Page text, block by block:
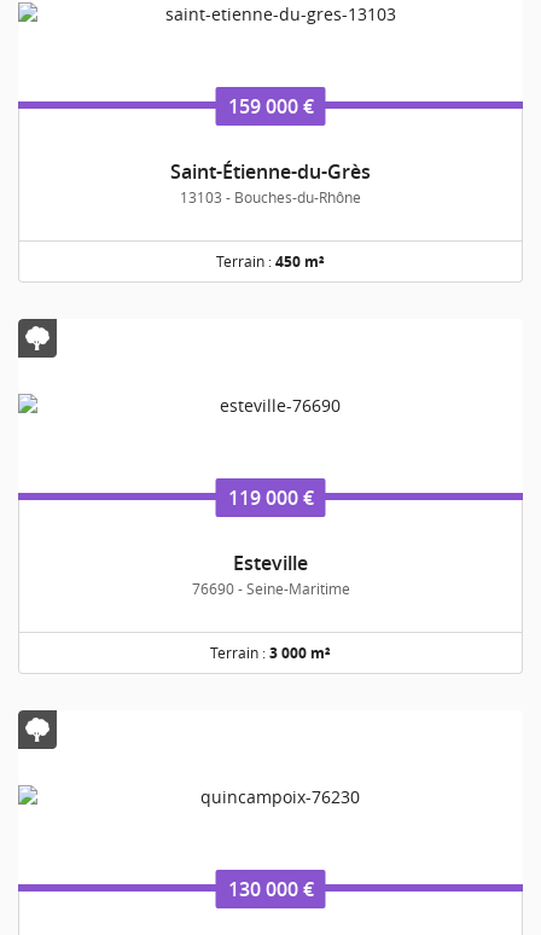
159 000 €
Saint-Étienne-du-Grès
13103 - Bouches-du-Rhône
Terrain :450 m²
119 000 €
Esteville
76690 - Seine-Maritime
Terrain :3 000 m²
130 000 €